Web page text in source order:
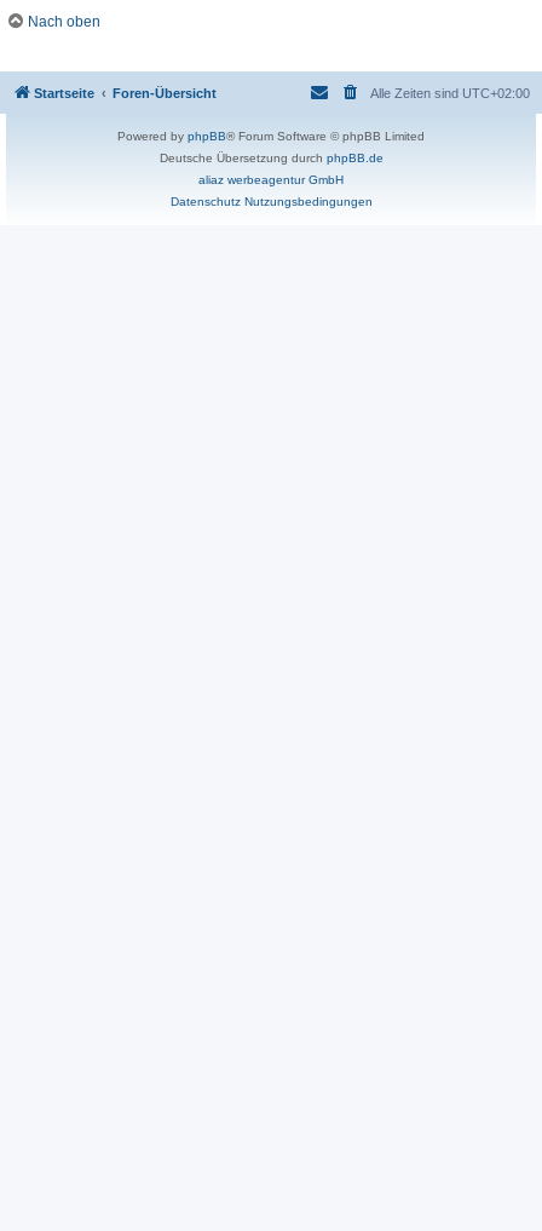
Nach oben
Startseite Foren-Übersicht Alle Zeiten sind UTC+02:00
Powered by phpBB® Forum Software © phpBB Limited
Deutsche Übersetzung durch phpBB.de
aliaz werbeagentur GmbH
Datenschutz Nutzungsbedingungen